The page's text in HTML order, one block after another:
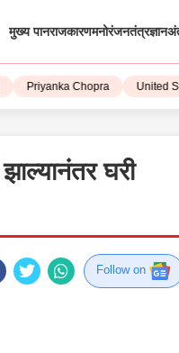
मुख्य पानराजकारणमनोरंजनतंत्रज्ञान
Priyanka Chopra United State
घरी
Follow on